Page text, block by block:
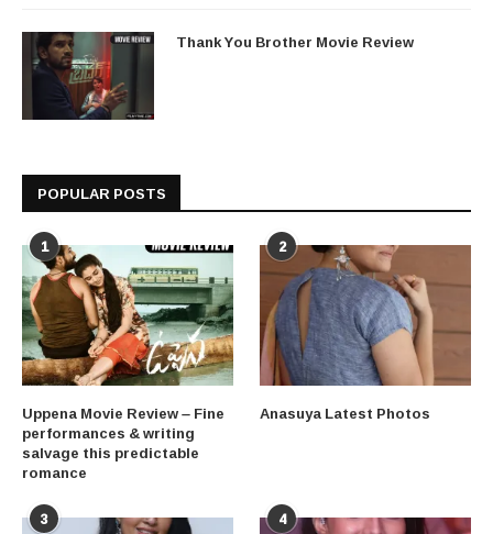
Thank You Brother Movie Review
POPULAR POSTS
1
Uppena Movie Review – Fine
performances & writing
salvage this predictable
romance
2
Anasuya Latest Photos
3 4